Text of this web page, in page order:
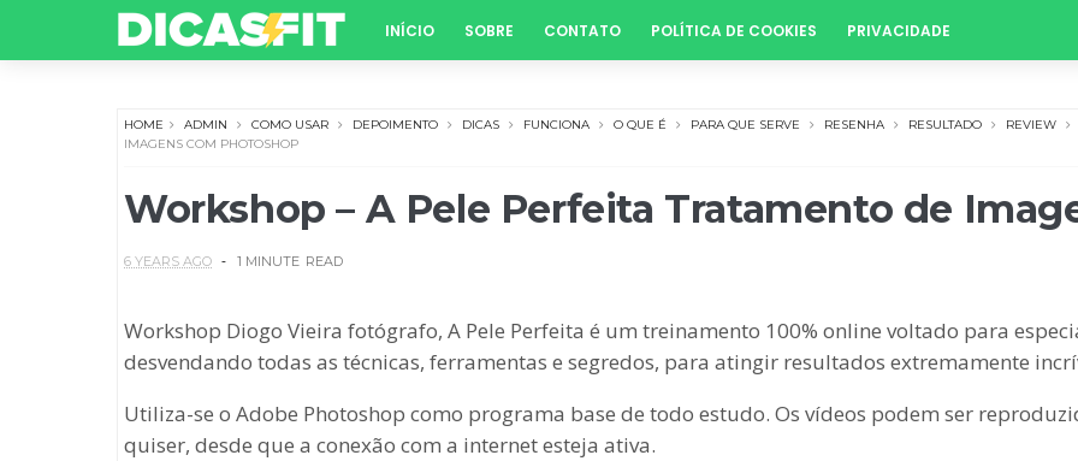
INÍCIO SOBRE CONTATO POLÍTICA DE COOKIES PRIVACIDADE
HOME ADMIN COMO USAR DEPOIMENTO DICAS FUNCIONA O QUE É PARA QUE SERVE RESENHA RESULTADO REVIEW
IMAGENS COM PHOTOSHOP
Workshop – A Pele Perfeita Tratamento de
6 YEARS AGO 1 MINUTE READ
Workshop Diogo Vieira fotógrafo, A Pele Perfeita é um treinamento 100% online voltado para
desvendando todas as técnicas, ferramentas e segredos, para atingir resultados extremamente
Utiliza-se o Adobe Photoshop como programa base de todo estudo. Os vídeos podem ser
quiser, desde que a conexão com a internet esteja ativa.